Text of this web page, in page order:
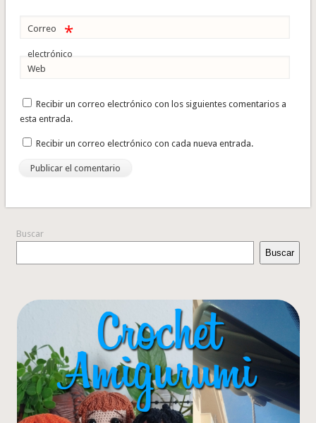
Correo
electrónico
*
Web
Recibir un correo electrónico con los siguientes comentarios a
esta entrada.
Recibir un correo electrónico con cada nueva entrada.
Buscar
Buscar